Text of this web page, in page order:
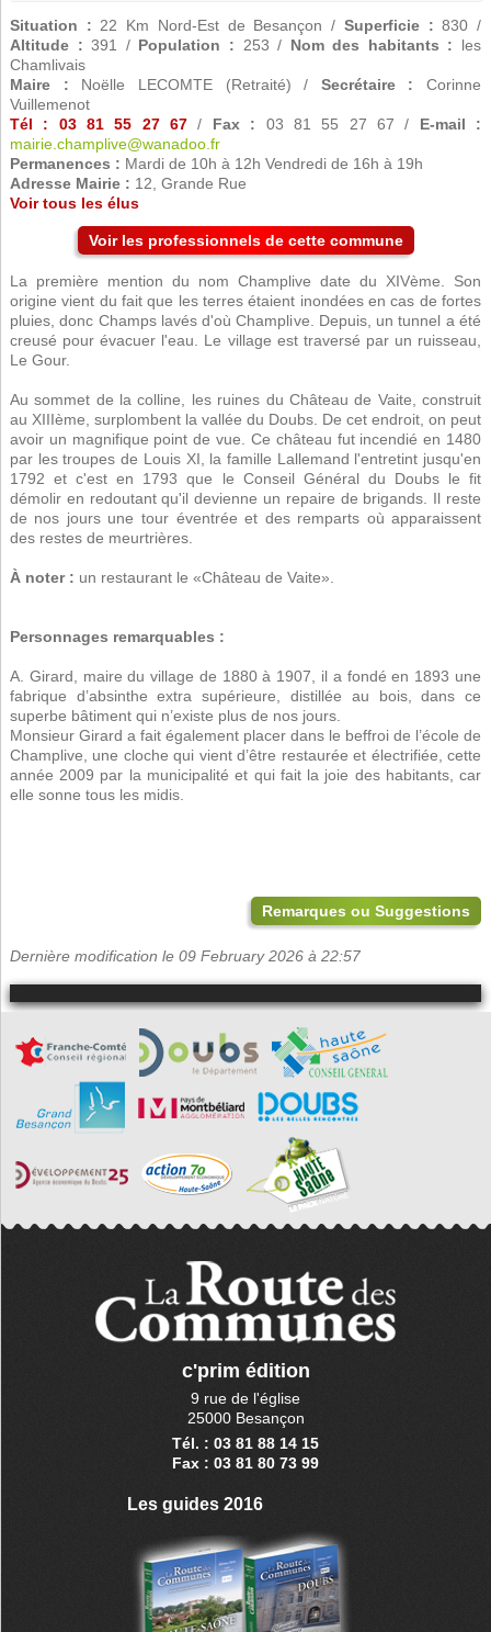
Situation : 22 Km Nord-Est de Besançon / Superficie : 830 /
Altitude : 391 / Population : 253 / Nom des habitants : les
Chamlivais
Maire : Noëlle LECOMTE (Retraité) / Secrétaire : Corinne
Vuillemenot
Tél : 03 81 55 27 67 / Fax : 03 81 55 27 67 / E-mail :
mairie.champlive@wanadoo.fr
Permanences : Mardi de 10h à 12h Vendredi de 16h à 19h
Adresse Mairie : 12, Grande Rue
Voir tous les élus
Voir les professionnels de cette commune
La première mention du nom Champlive date du XIVème. Son
origine vient du fait que les terres étaient inondées en cas de fortes
pluies, donc Champs lavés d'où Champlive. Depuis, un tunnel a été
creusé pour évacuer l'eau. Le village est traversé par un ruisseau,
Le Gour.
Au sommet de la colline, les ruines du Château de Vaite, construit
au XIIIème, surplombent la vallée du Doubs. De cet endroit, on peut
avoir un magnifique point de vue. Ce château fut incendié en 1480
par les troupes de Louis XI, la famille Lallemand l'entretint jusqu'en
1792 et c'est en 1793 que le Conseil Général du Doubs le fit
démolir en redoutant qu'il devienne un repaire de brigands. Il reste
de nos jours une tour éventrée et des remparts où apparaissent
des restes de meurtrières.
À noter : un restaurant le «Château de Vaite».
Personnages remarquables :
A. Girard, maire du village de 1880 à 1907, il a fondé en 1893 une
fabrique d’absinthe extra supérieure, distillée au bois, dans ce
superbe bâtiment qui n’existe plus de nos jours.
Monsieur Girard a fait également placer dans le beffroi de l’école de
Champlive, une cloche qui vient d’être restaurée et électrifiée, cette
année 2009 par la municipalité et qui fait la joie des habitants, car
elle sonne tous les midis.
Remarques ou Suggestions
Dernière modification le 09 February 2026 à 22:57
c'prim édition
9 rue de l'église
25000 Besançon
Tél. : 03 81 88 14 15
Fax : 03 81 80 73 99
Les guides 2016